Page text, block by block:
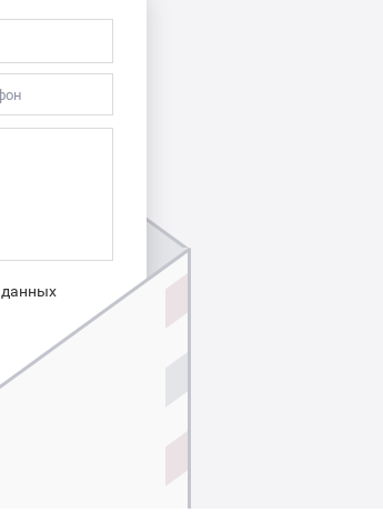
данных